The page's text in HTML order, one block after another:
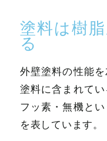
塗料は樹
る
外壁塗料の性能を
塗料に含まれて
フッ素・無機と
を表しています。